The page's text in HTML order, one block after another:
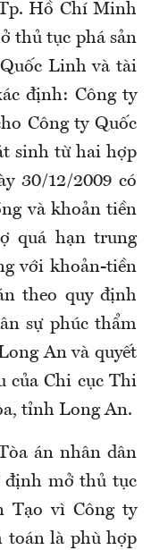
Hồ Chí Minh
thủ tục phá sản
Quốc Linh và tài
định: Công ty
Công ty Quốc
sinh từ hai hợp
30/12/2009 có
và khoản tiền
quá hạn trung
với khoản-tiền
theo quy định
sự phúc thẩm
An và quyết
của Chi cục Thi
tỉnh Long An.
án nhân dân
định mở thủ tục
Tạo vì Công ty
toán là phù hợp